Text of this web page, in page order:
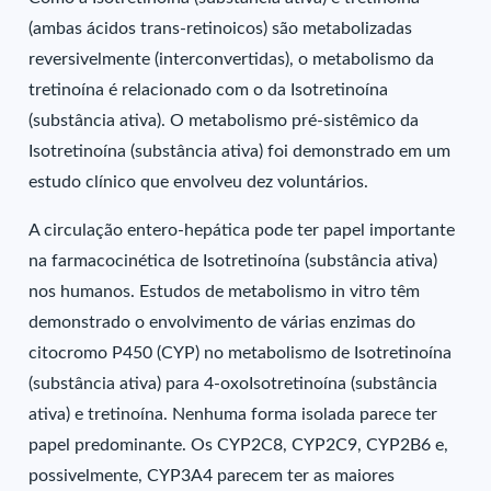
(ambas ácidos trans-retinoicos) são metabolizadas
reversivelmente (interconvertidas), o metabolismo da
tretinoína é relacionado com o da Isotretinoína
(substância ativa). O metabolismo pré-sistêmico da
Isotretinoína (substância ativa) foi demonstrado em um
estudo clínico que envolveu dez voluntários.
A circulação entero-hepática pode ter papel importante
na farmacocinética de Isotretinoína (substância ativa)
nos humanos. Estudos de metabolismo in vitro têm
demonstrado o envolvimento de várias enzimas do
citocromo P450 (CYP) no metabolismo de Isotretinoína
(substância ativa) para 4-oxoIsotretinoína (substância
ativa) e tretinoína. Nenhuma forma isolada parece ter
papel predominante. Os CYP2C8, CYP2C9, CYP2B6 e,
possivelmente, CYP3A4 parecem ter as maiores